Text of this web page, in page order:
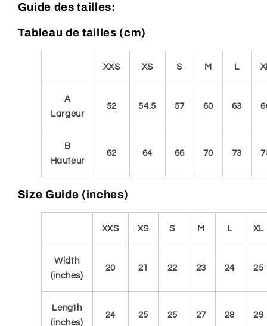
Guide des tailles:
Tableau de tailles (cm)
XXS XS S M L
A
Largeur
52 54.5 57 60 63
B
Hauteur
62 64 66 70 73
Size Guide (inches)
XXS XS S M L XL
Width
(inches)
20 21 22 23 24 25
Length
(inches)
24 25 25 27 28 29